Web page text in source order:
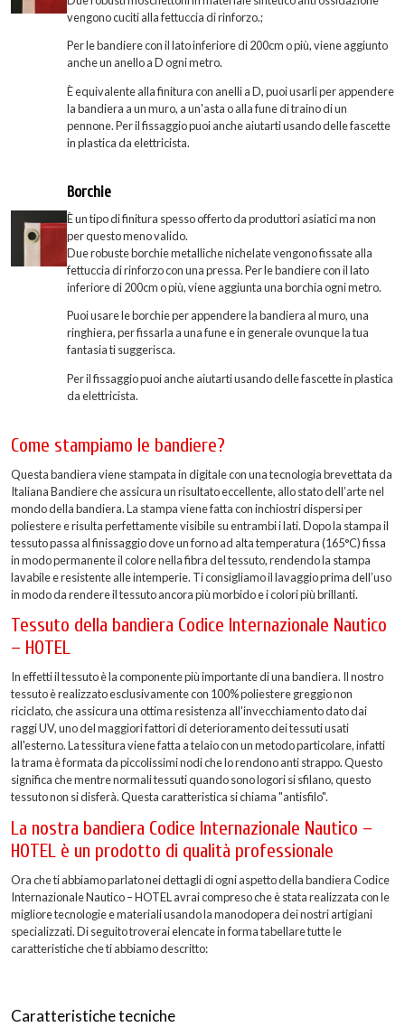
vengono cuciti alla fettuccia di rinforzo.;
Per le bandiere con il lato inferiore di 200cm o più, viene aggiunto
anche un anello a D ogni metro.
È equivalente alla finitura con anelli a D, puoi usarli per appendere
la bandiera a un muro, a un'asta o alla fune di traino di un
pennone. Per il fissaggio puoi anche aiutarti usando delle fascette
in plastica da elettricista.
Borchie
È un tipo di finitura spesso offerto da produttori asiatici ma non
per questo meno valido.
Due robuste borchie metalliche nichelate vengono fissate alla
fettuccia di rinforzo con una pressa. Per le bandiere con il lato
inferiore di 200cm o più, viene aggiunta una borchia ogni metro.
Puoi usare le borchie per appendere la bandiera al muro, una
ringhiera, per fissarla a una fune e in generale ovunque la tua
fantasia ti suggerisca.
Per il fissaggio puoi anche aiutarti usando delle fascette in plastica
da elettricista.
Come stampiamo le bandiere?
Questa bandiera viene stampata in digitale con una tecnologia brevettata da
Italiana Bandiere che assicura un risultato eccellente, allo stato dell’arte nel
mondo della bandiera. La stampa viene fatta con inchiostri dispersi per
poliestere e risulta perfettamente visibile su entrambi i lati. Dopo la stampa il
tessuto passa al finissaggio dove un forno ad alta temperatura (165°C) fissa
in modo permanente il colore nella fibra del tessuto, rendendo la stampa
lavabile e resistente alle intemperie. Ti consigliamo il lavaggio prima dell’uso
in modo da rendere il tessuto ancora più morbido e i colori più brillanti.
Tessuto della bandiera Codice Internazionale Nautico
– HOTEL
In effetti il tessuto è la componente più importante di una bandiera. Il nostro
tessuto è realizzato esclusivamente con 100% poliestere greggio non
riciclato, che assicura una ottima resistenza all'invecchiamento dato dai
raggi UV, uno del maggiori fattori di deterioramento dei tessuti usati
all'esterno. La tessitura viene fatta a telaio con un metodo particolare, infatti
la trama è formata da piccolissimi nodi che lo rendono anti strappo. Questo
significa che mentre normali tessuti quando sono logori si sfilano, questo
tessuto non si disferà. Questa caratteristica si chiama "antisfilo".
La nostra bandiera Codice Internazionale Nautico –
HOTEL è un prodotto di qualità professionale
Ora che ti abbiamo parlato nei dettagli di ogni aspetto della bandiera Codice
Internazionale Nautico – HOTEL avrai compreso che è stata realizzata con le
migliore tecnologie e materiali usando la manodopera dei nostri artigiani
specializzati. Di seguito troverai elencate in forma tabellare tutte le
caratteristiche che ti abbiamo descritto:
Caratteristiche tecniche